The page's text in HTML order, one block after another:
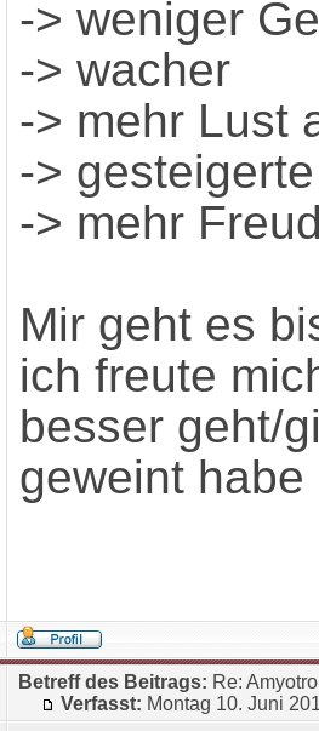
-> weniger
-> wacher
-> mehr Lust
->
-> mehr
Mir geht es
ich freute
besser geht/
geweint
Betreff des Beitrags: Re:
Verfasst: Montag 10. Juni